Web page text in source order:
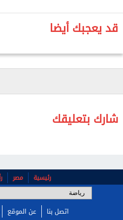
وكان تير شتيجن قد قضى
الماضي معارًا إلى جيرونا،
ويرتبط الحارس الألماني بعقد
مستقبله خلال سوق الانتقالات
قد يعجبك أيضا
شارك بتعليقك
رئيسية مصر
اتصل بنا عن الموقع